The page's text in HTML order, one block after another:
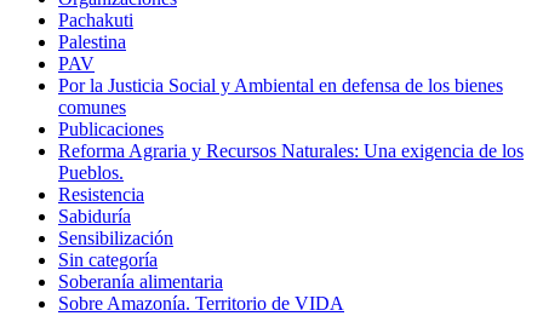
Pachakuti
Palestina
PAV
Por la Justicia Social y Ambiental en defensa de los bienes
comunes
Publicaciones
Reforma Agraria y Recursos Naturales: Una exigencia de los
Pueblos.
Resistencia
Sabiduría
Sensibilización
Sin categoría
Soberanía alimentaria
Sobre Amazonía. Territorio de VIDA